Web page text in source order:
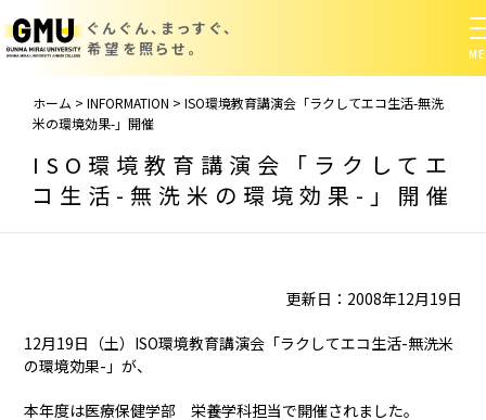
ぐんぐん、まっすぐ、
希望を照らせ。
ホーム > INFORMATION > ISO環境教育講演会「ラクしてエコ生活-無洗
米の環境効果-」開催
ISO環境教育講演会「ラクしてエ
コ生活-無洗米の環境効果-」開催
更新日：2008年12月19日
12月19日（土）ISO環境教育講演会「ラクしてエコ生活-無洗米
の環境効果-」が、
本年度は医療保健学部 栄養学科担当で開催されました。